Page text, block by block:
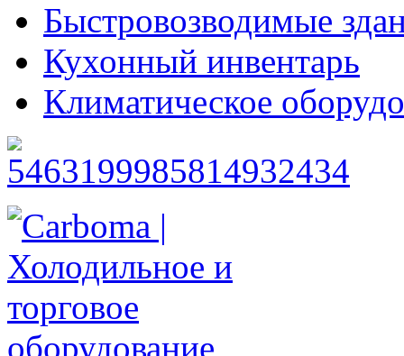
Быстровозводимые
Кухонный инвентарь
Климатическое